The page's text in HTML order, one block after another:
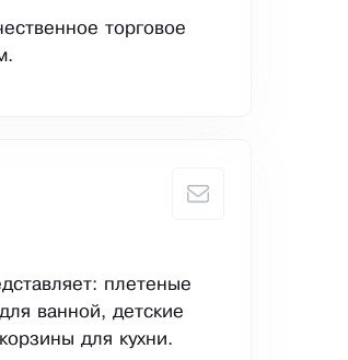
торговое
плетеные
ванной, детские
для кухни.